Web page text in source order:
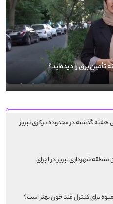
تأمین برق را دیده‌اید؟
۸ برترین منطقه شهرداری تبریز در اجرای
برای کنترل قند خون بهتر است؟